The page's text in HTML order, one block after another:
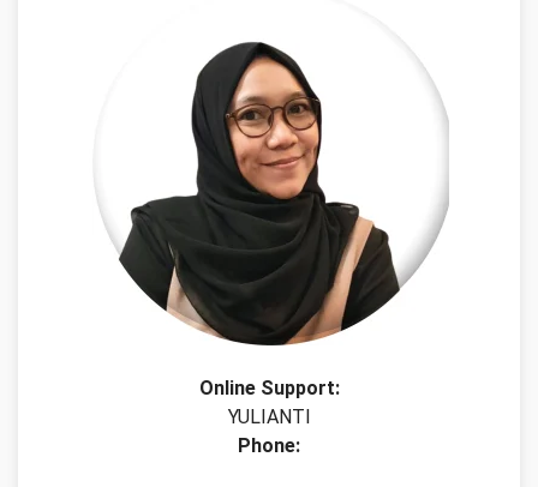
Online Support:
YULIANTI
Phone: